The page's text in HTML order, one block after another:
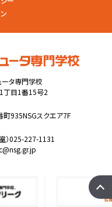
タ専門学校
丁目1番15号2
935NSGスクエア7F
）025-227-1131